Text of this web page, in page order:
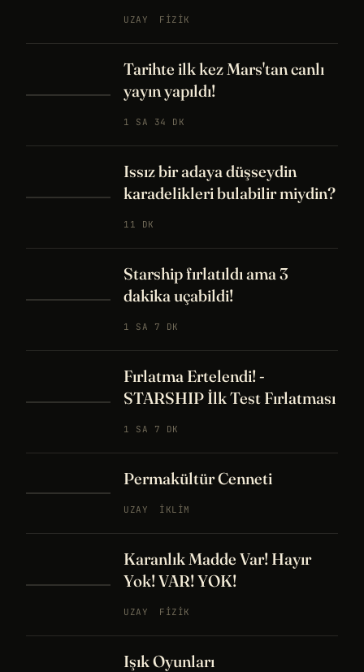
UZAY FIZIK
Tarihte ilk kez Mars'tan canlı
yayın yapıldı!
1 SA 34 DK
Issız bir adaya düşseydin
karadelikleri bulabilir miydin?
11 DK
Starship fırlatıldı ama 3
dakika uçabildi!
1 SA 7 DK
Fırlatma Ertelendi! -
STARSHIP İlk Test Fırlatması
1 SA 7 DK
Permakültür Cenneti
UZAY İKLIM
Karanlık Madde Var! Hayır
Yok! VAR! YOK!
UZAY FIZIK
Işık Oyunları